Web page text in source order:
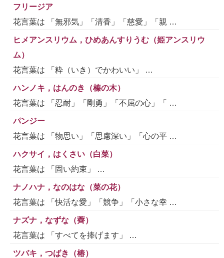
フリージア
花言葉は 「無邪気」「清香」「慈愛」「親 …
ヒメアンスリウム，ひめあんすりうむ（姫アンスリウ
ム）
花言葉は 「粋（いき）でかわいい」 …
ハンノキ，はんのき（榛の木）
花言葉は 「忍耐」「剛勇」「不屈の心」「 …
パンジー
花言葉は 「物思い」「思慮深い」「心の平 …
ハクサイ，はくさい（白菜）
花言葉は 「固い約束」 …
ナノハナ，なのはな（菜の花）
花言葉は 「快活な愛」「競争」「小さな幸 …
ナズナ，なずな（薺）
花言葉は 「すべてを捧げます」 …
ツバキ，つばき（椿）